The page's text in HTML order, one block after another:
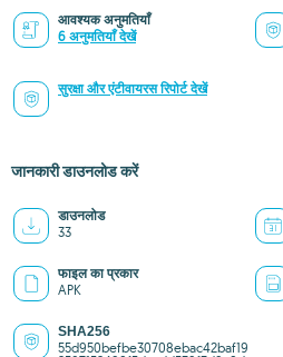
आवश्यक अनुमतियाँ
6 अनुमतियाँ देखें
सुरक्षा और एंटीवायरस रिपोर्ट देखें
जानकारी डाउनलोड करें
डाउनलोड
33
फाइल का प्रकार
APK
SHA256
55d950befbe30708ebac42baf19